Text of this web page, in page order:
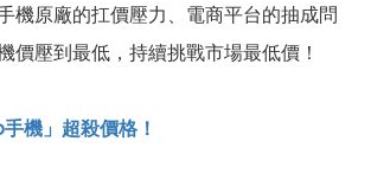
機原廠的扛價壓力、電商平台的抽成問
價壓到最低，持續挑戰市場最低價！
機」超殺價格！